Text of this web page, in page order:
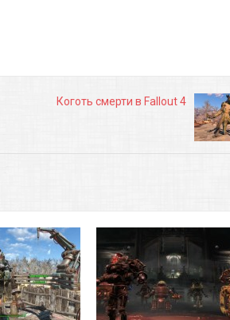
Коготь смерти в Fallout 4